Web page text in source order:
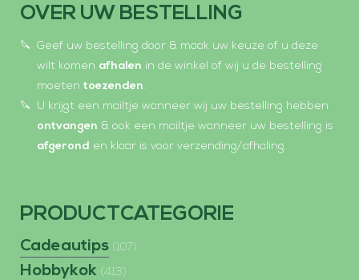
OVER UW BESTELLING
Geef uw bestelling door & maak uw keuze of u deze
wilt komen afhalen in de winkel of wij u de bestelling
moeten toezenden.
U krijgt een mailtje wanneer wij uw bestelling hebben
ontvangen & ook een mailtje wanneer uw bestelling is
afgerond en klaar is voor verzending/afhaling.
PRODUCTCATEGORIE
Cadeautips (107)
Hobbykok (413)